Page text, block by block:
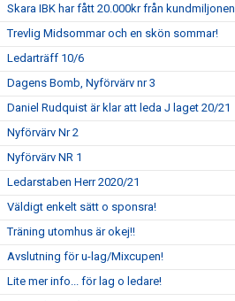
Skara IBK har fått 20.000kr från kundmiljonen
Trevlig Midsommar och en skön sommar!
Ledarträff 10/6
Dagens Bomb, Nyförvärv nr 3
Daniel Rudquist är klar att leda J laget 20/21
Nyförvärv Nr 2
Nyförvärv NR 1
Ledarstaben Herr 2020/21
Väldigt enkelt sätt o sponsra!
Träning utomhus är okej!!
Avslutning för u-lag/Mixcupen!
Lite mer info... för lag o ledare!